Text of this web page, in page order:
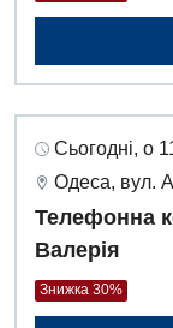
Сьогодні, о
Одеса, вул.
Телефонна
Валерія
Знижка 30%